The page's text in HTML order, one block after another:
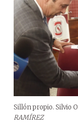
Sillón propio. Silvio
RAMÍREZ